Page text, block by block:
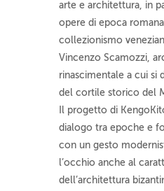
arte e architettura, in
opere di epoca
collezionismo
Vincenzo Scamozzi,
rinascimentale a cui si
del cortile storico del
Il progetto di
dialogo tra epoche e
con un gesto
l’occhio anche al
dell’architettura